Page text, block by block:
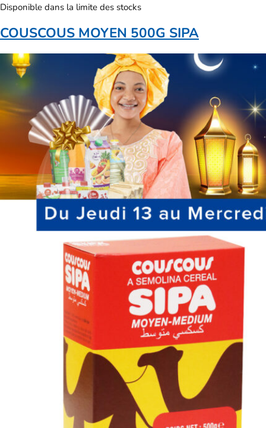
Disponible dans la limite des stocks
COUSCOUS MOYEN 500G SIPA